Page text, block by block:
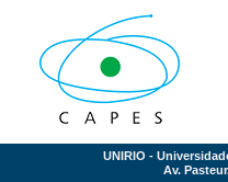
UNIRIO -
Av.